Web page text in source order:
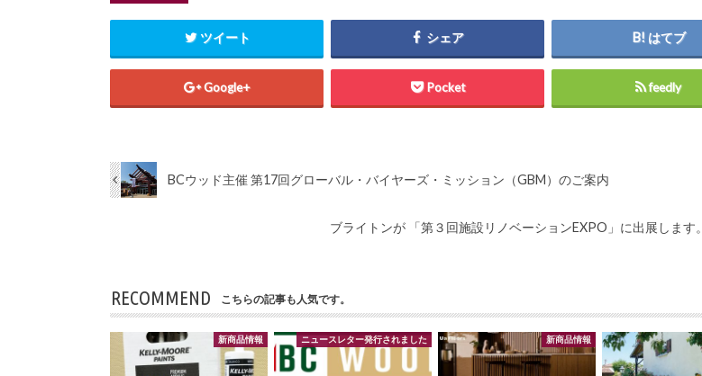
ツイート シェア はてブ
Google+ Pocket feedly
BCウッド主催 第17回グローバル・バイヤーズ・ミッション（GBM）のご案内
ブライトンが 「第３回施設リノベーションEXPO」に出展します。
RECOMMEND こちらの記事も人気です。
新商品情報 ニュースレター発行されました 新商品情報